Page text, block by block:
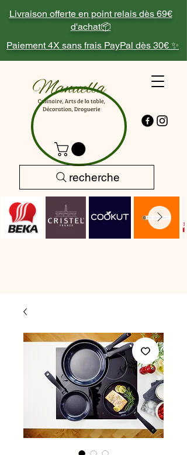
Livraison offerte en point relais dès 69€
d'achat📦
Paiement 4X sans frais PayPal dès 30€ ✨
recherche